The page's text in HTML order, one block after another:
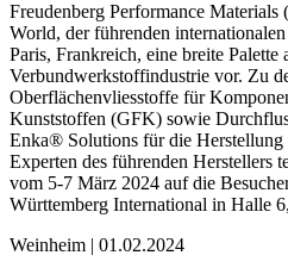
Freudenberg Performance Materials
World, der führenden
Paris, Frankreich, eine breite
Verbundwerkstoffindustrie vor. Zu
Oberflächenvliesstoffe für
Kunststoffen (GFK) sowie
Enka® Solutions für die
Experten des führenden Herstellers
vom 5-7 März 2024 auf die
Württemberg International in Halle
Weinheim | 01.02.2024